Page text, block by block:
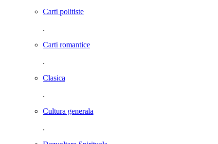
Carti politiste
.
Carti romantice
.
Clasica
.
Cultura generala
.